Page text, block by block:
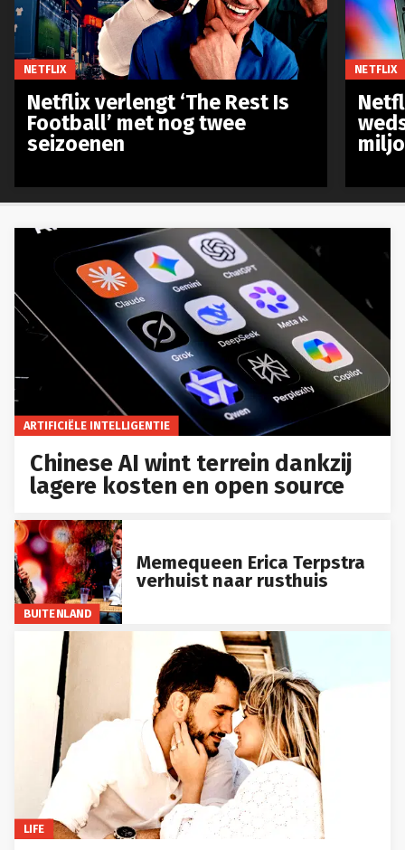
ARTIFICIËLE INTELLIGENTIE
Chinese AI wint terrein dankzij
lagere kosten en open source
BUITENLAND
Memequeen Erica Terpstra
verhuist naar rusthuis
LIFE
NETFLIX
Netflix verlengt ‘The Rest Is
Football’ met nog twee
seizoenen
NETFLIX